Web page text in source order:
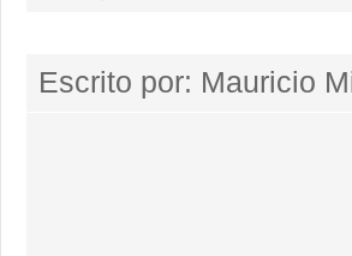
Escrito por: Mauricio